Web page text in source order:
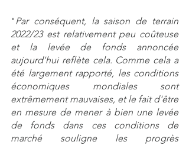
"Par conséquent, la saison de terrain
2022/23 est relativement peu coûteuse
et la levée de fonds annoncée
aujourd'hui reflète cela. Comme cela a
été largement rapporté, les conditions
économiques mondiales sont
extrêmement mauvaises, et le fait d'être
en mesure de mener à bien une levée
de fonds dans ces conditions de
marché souligne les progrès